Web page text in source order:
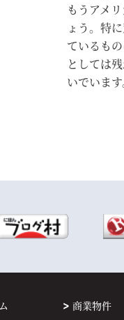
もうアメ
ょう。特
ているも
としては
いでいます
商業物件